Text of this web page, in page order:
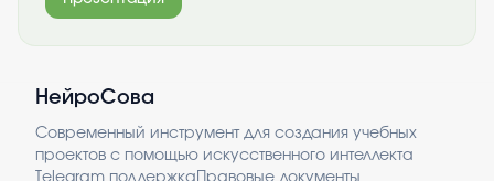
НейроСова
Современный инструмент для создания учебных
проектов с помощью искусственного интеллекта
Telegram поддержка Правовые документы